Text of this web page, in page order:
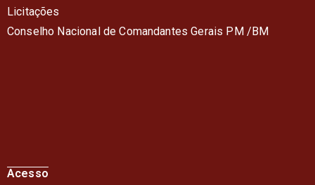
Licitações
Conselho Nacional de Comandantes Gerais PM /BM
Acesso